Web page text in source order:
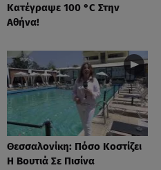
Κατέγραψε 100 °C Στην
Αθήνα!
Θεσσαλονίκη: Πόσο Κοστίζει
Η Βουτιά Σε Πισίνα